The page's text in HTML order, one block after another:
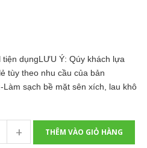
dụngLƯU Ý: Qúy khách lựa
tùy theo nhu cầu của bản
sạch bề mặt sên xích, lau khô
+ THÊM VÀO GIỎ HÀNG